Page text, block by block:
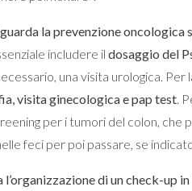
la prevenzione oncologica
includere ildosaggio del
una visita urologica. Per
visita ginecologica e pap test.
per i tumori del colon, che
feci per poi passare, se
l’organizzazione di un check-up